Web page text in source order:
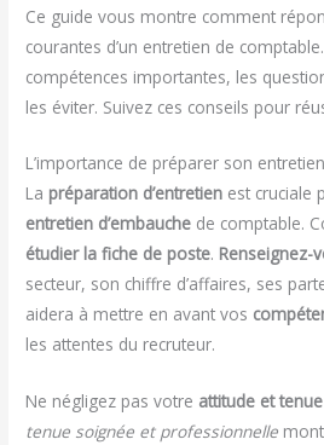
Ce guide vous montre comment
courantes d’un entretien de
compétences importantes, les
les éviter. Suivez ces conseils pour
L’importance de préparer son
La préparation d’entretien est cruciale
entretien d’embauche de comptable.
étudier la fiche de poste. Renseignez-
secteur, son chiffre d’affaires, ses
aidera à mettre en avant vos
les attentes du recruteur.
Ne négligez pas votre attitude et
tenue soignée et professionnelle